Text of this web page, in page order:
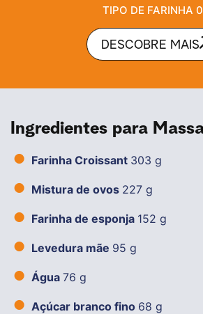
Ingredientes para
Farinha Croissant 303 g
Mistura de ovos 227 g
Farinha de esponja 152 g
Levedura mãe 95 g
Água 76 g
Açúcar branco fino 68 g
TIPO DE FARINHA
DESCOBRE MAIS